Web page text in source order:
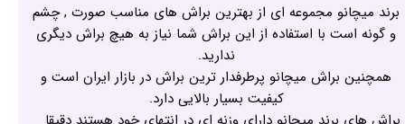
برند میچانو مجموعه ای از بهترین براش های مناسب صورت , چشم
و گونه است با استفاده از این براش شما نیاز به هیچ براش دیگری
ندارید.
همچنین براش میچانو پرطرفدار ترین براش در بازار ایران است و
کیفیت بسیار بالایی دارد.